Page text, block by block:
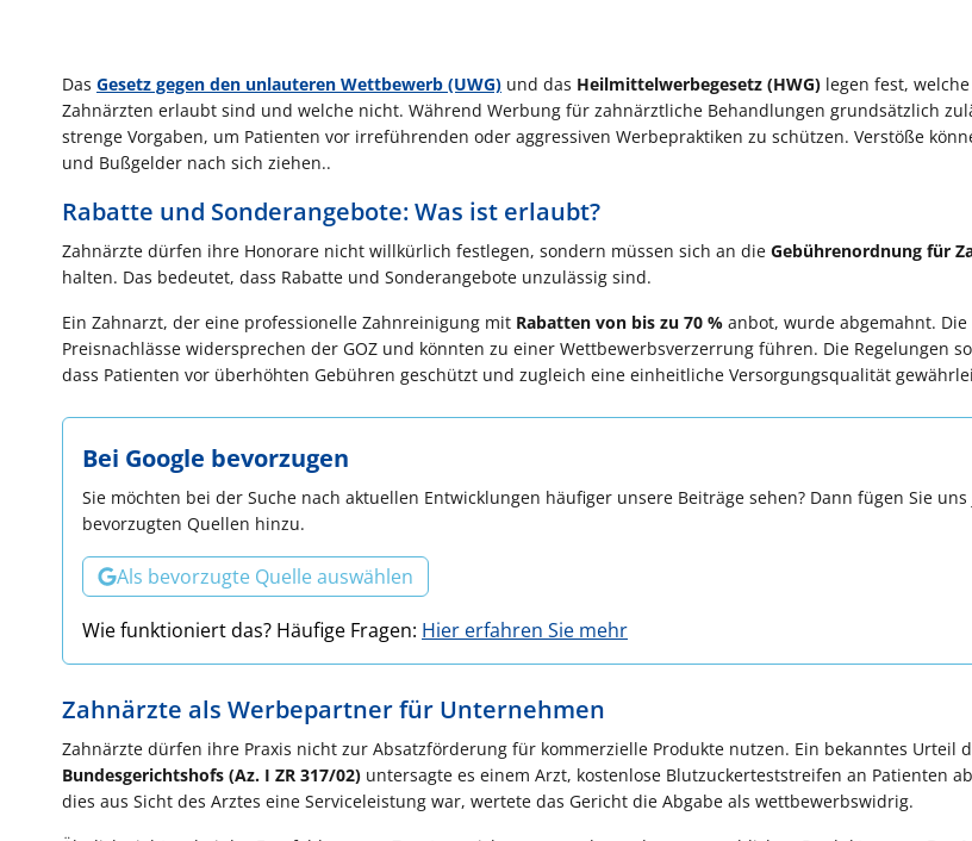
Das Gesetz gegen den unlauteren Wettbewerb (UWG) und das Heilmittelwerbegesetz (HWG) legen fest,
Zahnärzten erlaubt sind und welche nicht. Während Werbung für zahnärztliche Behandlungen grundsätzlich
strenge Vorgaben, um Patienten vor irreführenden oder aggressiven Werbepraktiken zu schützen. Verstöße
und Bußgelder nach sich ziehen..
Rabatte und Sonderangebote: Was ist erlaubt?
Zahnärzte dürfen ihre Honorare nicht willkürlich festlegen, sondern müssen sich an die Gebührenordnung für
halten. Das bedeutet, dass Rabatte und Sonderangebote unzulässig sind.
Ein Zahnarzt, der eine professionelle Zahnreinigung mit Rabatten von bis zu 70 % anbot, wurde abgemahnt.
Preisnachlässe widersprechen der GOZ und könnten zu einer Wettbewerbsverzerrung führen. Die Regelungen
dass Patienten vor überhöhten Gebühren geschützt und zugleich eine einheitliche Versorgungsqualität
Bei Google bevorzugen
Sie möchten bei der Suche nach aktuellen Entwicklungen häufiger unsere Beiträge sehen? Dann fügen Sie
bevorzugten Quellen hinzu.
Als bevorzugte Quelle auswählen
Wie funktioniert das? Häufige Fragen: Hier erfahren Sie mehr
Zahnärzte als Werbepartner für Unternehmen
Zahnärzte dürfen ihre Praxis nicht zur Absatzförderung für kommerzielle Produkte nutzen. Ein bekanntes Urteil
Bundesgerichtshofs (Az. I ZR 317/02) untersagte es einem Arzt, kostenlose Blutzuckerteststreifen an Patienten
dies aus Sicht des Arztes eine Serviceleistung war, wertete das Gericht die Abgabe als wettbewerbswidrig.